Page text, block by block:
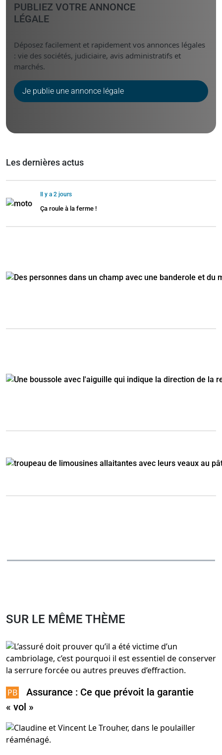
PUBLIEZ VOTRE ANNONCE
LÉGALE
Déposez facilement et rapidement vos annonces légales
: vie des sociétés, judiciaire, avis administratifs et
marchés.
Je publie une annonce légale
Les dernières actus
Il y a 2 jours
Ça roule à la ferme !
SUR LE MÊME THÈME
Assurance : Ce que prévoit la garantie
« vol »